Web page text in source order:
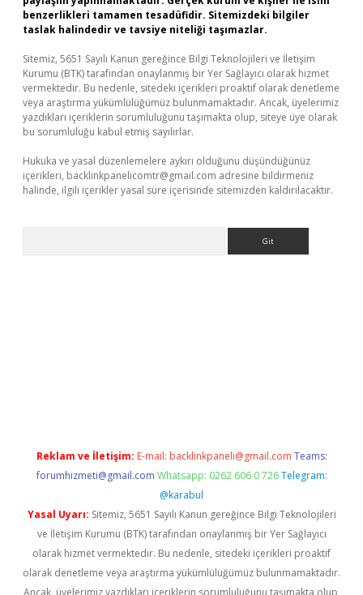
benzerlikleri tamamen tesadüfidir. Sitemizdeki bilgiler
taslak halindedir ve tavsiye niteliği taşımazlar.
Sitemiz, 5651 Sayılı Kanun gereğince Bilgi Teknolojileri ve İletişim
Kurumu (BTK) tarafından onaylanmış bir Yer Sağlayıcı olarak hizmet
vermektedir. Bu nedenle, sitedeki içerikleri proaktif olarak denetleme
veya araştırma yükümlülüğümüz bulunmamaktadır. Ancak, üyelerimiz
yazdıkları içeriklerin sorumluluğunu taşımakta olup, siteye üye olarak
bu sorumluluğu kabul etmiş sayılırlar.
Hukuka ve yasal düzenlemelere aykırı olduğunu düşündüğünüz
içerikleri, backlinkpanelicomtr@gmail.com adresine bildirmeniz
halinde, ilgili içerikler yasal süre içerisinde sitemizden kaldırılacaktır.
Reklam ve İletişim: E-mail: backlinkpaneli@gmail.com Teams:
forumhizmeti@gmail.com Whatsapp: 0262 606 0 726 Telegram:
@karabul
Yasal Uyarı: Sitemiz, 5651 Sayılı Kanun gereğince Bilgi Teknolojileri
ve İletişim Kurumu (BTK) tarafından onaylanmış bir Yer Sağlayıcı
olarak hizmet vermektedir. Bu nedenle, sitedeki içerikleri proaktif
olarak denetleme veya araştırma yükümlülüğümüz bulunmamaktadır.
Ancak, üyelerimiz yazdıkları içeriklerin sorumluluğunu taşımakta olup,